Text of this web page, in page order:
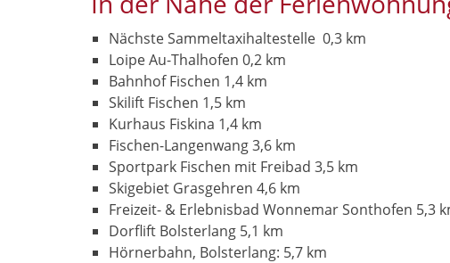
Nächste Sammeltaxihaltestelle 0,3 km
Loipe Au-Thalhofen 0,2 km
Bahnhof Fischen 1,4 km
Skilift Fischen 1,5 km
Kurhaus Fiskina 1,4 km
Fischen-Langenwang 3,6 km
Sportpark Fischen mit Freibad 3,5 km
Skigebiet Grasgehren 4,6 km
Freizeit- & Erlebnisbad Wonnemar Sonthofen 5,3
Dorflift Bolsterlang 5,1 km
Hörnerbahn, Bolsterlang: 5,7 km